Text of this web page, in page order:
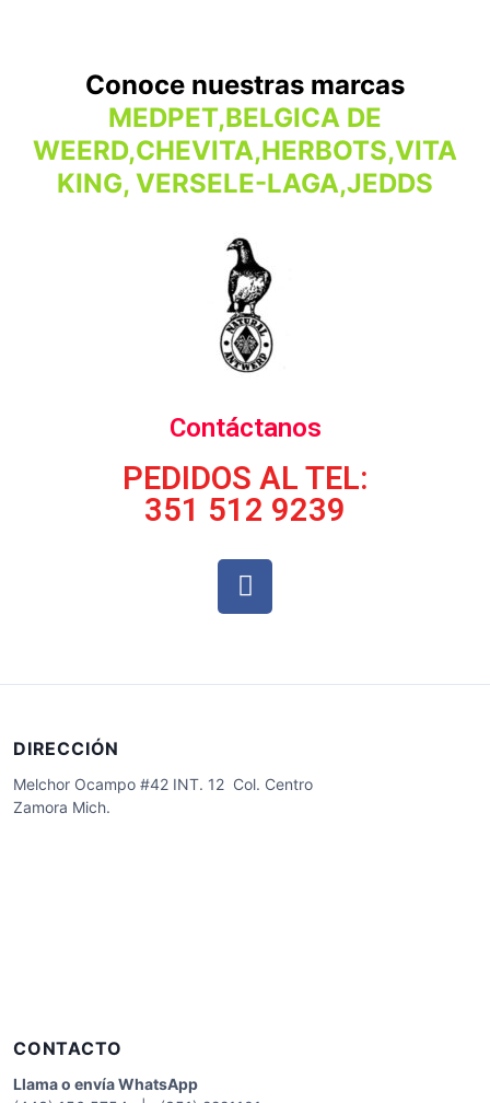
Conoce nuestras marcas
MEDPET,BELGICA DE
WEERD,CHEVITA,HERBOTS,VITA
KING, VERSELE-LAGA,JEDDS
Contáctanos
PEDIDOS AL TEL:
351 512 9239
DIRECCIÓN
Melchor Ocampo #42 INT. 12 Col. Centro
Zamora Mich.
CONTACTO
Llama o envía WhatsApp